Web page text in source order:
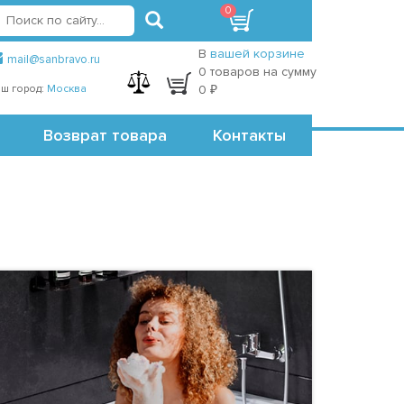
Точки самовывоза
mail@sanbravo.ru
город: Москва
регистрация
В вашей корзине
0 товаров на сумму
0 ₽
Возврат товара Контакты
0